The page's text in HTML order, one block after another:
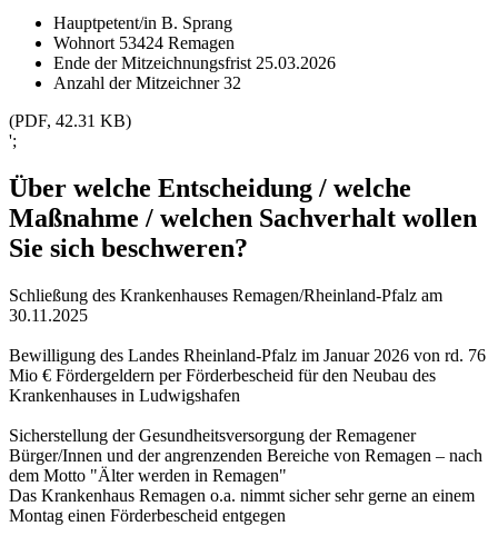
Hauptpetent/in B. Sprang
Wohnort 53424 Remagen
Ende der Mitzeichnungsfrist 25.03.2026
Anzahl der Mitzeichner32
(PDF, 42.31 KB)
';
Über welche Entscheidung / welche
Maßnahme / welchen Sachverhalt wollen
Sie sich beschweren?
Schließung des Krankenhauses Remagen/Rheinland-Pfalz am
30.11.2025
Bewilligung des Landes Rheinland-Pfalz im Januar 2026 von rd. 76
Mio € Fördergeldern per Förderbescheid für den Neubau des
Krankenhauses in Ludwigshafen
Sicherstellung der Gesundheitsversorgung der Remagener
Bürger/Innen und der angrenzenden Bereiche von Remagen – nach
dem Motto "Älter werden in Remagen"
Das Krankenhaus Remagen o.a. nimmt sicher sehr gerne an einem
Montag einen Förderbescheid entgegen